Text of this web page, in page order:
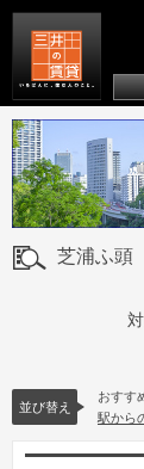
芝浦ふ頭
並び替え
おすす
駅から